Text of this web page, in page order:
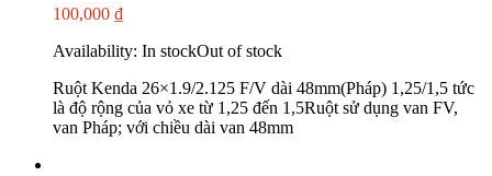
100,000 ₫
Availability: In stockOut of stock
Ruột Kenda 26×1.9/2.125 F/V dài 48mm(Pháp) 1,25/1,5 tức
là độ rộng của vỏ xe từ 1,25 đến 1,5Ruột sử dụng van FV,
van Pháp; với chiều dài van 48mm